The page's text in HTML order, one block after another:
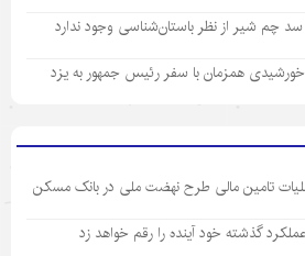
چم شیر از نظر باستان‌شناسی وجود ندارد
تامین مالی طرح نهضت ملی در بانک مسکن
گذشته خود آینده را رقم خواهد زد